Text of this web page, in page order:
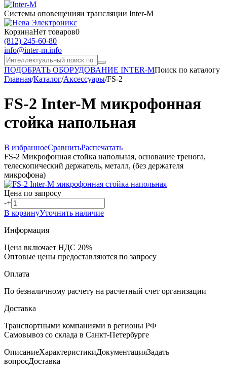
Системы оповещенияи трансляции Inter-M
КорзинаНет товаров0
(812) 245-60-80
info@inter-m.info
ПОДОБРАТЬ ОБОРУДОВАНИЕ INTER-MПоиск по каталогу
Главная/Каталог/Аксессуары/FS-2
FS-2 Inter-M микрофонная
стойка напольная
В избранноеСравнитьРаспечатать
FS-2 Микрофонная стойка напольная, основание тренога,
телескопический держатель, металл, (без держателя
микрофона)
Цена по запросу
-+
В корзинуУточнить наличие
Информация
Цена включает НДС 20%
Оптовые цены предоставляются по запросу
Оплата
По безналичному расчету на расчетный счет организации
Доставка
Транспортными компаниями в регионы РФ
Самовывоз со склада в Санкт-Петербурге
ОписаниеХарактеристикиДокументацияЗадать
вопросДоставка